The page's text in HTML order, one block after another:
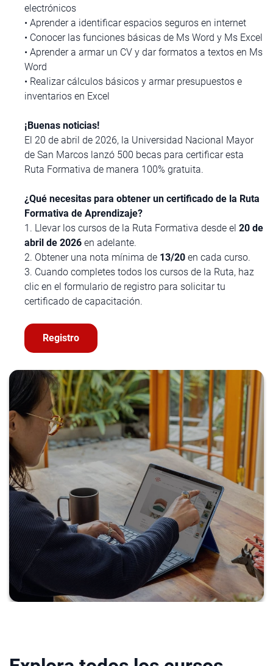
electrónicos
• Aprender a identificar espacios seguros en internet
• Conocer las funciones básicas de Ms Word y Ms Excel
• Aprender a armar un CV y dar formatos a textos en Ms
Word
• Realizar cálculos básicos y armar presupuestos e
inventarios en Excel
¡Buenas noticias!
El 20 de abril de 2026, la Universidad Nacional Mayor
de San Marcos lanzó 500 becas para certificar esta
Ruta Formativa de manera 100% gratuita.
¿Qué necesitas para obtener un certificado de la Ruta
Formativa de Aprendizaje?
1. Llevar los cursos de la Ruta Formativa desde el 20 de
abril de 2026 en adelante.
2. Obtener una nota mínima de 13/20 en cada curso.
3. Cuando completes todos los cursos de la Ruta, haz
clic en el formulario de registro para solicitar tu
certificado de capacitación.
Registro